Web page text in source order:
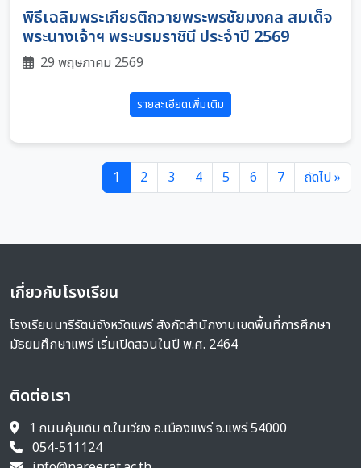
พิธีเฉลิมพระเกียรติถวายพระพรชัยมงคล สมเด็จ
พระนางเจ้าฯ พระบรมราชินี ประจำปี 2569
29 พฤษภาคม 2569
รายละเอียดเพิ่มเติม
1 2 3 4 5 6 7 ถัดไป »
เกี่ยวกับโรงเรียน
โรงเรียนนารีรัตน์จังหวัดแพร่ สังกัดสำนักงานเขตพื้นที่การศึกษา
มัธยมศึกษาแพร่ เริ่มเปิดสอนในปี พ.ศ. 2464
ติดต่อเรา
1 ถนนคุ้มเดิม ต.ในเวียง อ.เมืองแพร่ จ.แพร่ 54000
054-511124